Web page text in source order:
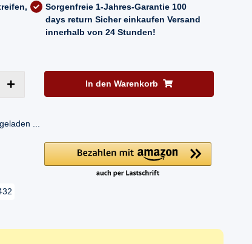
Sorgenfreie 1-Jahres-Garantie 100
days return Sicher einkaufen Versand
innerhalb von 24 Stunden!
In den Warenkorb
...